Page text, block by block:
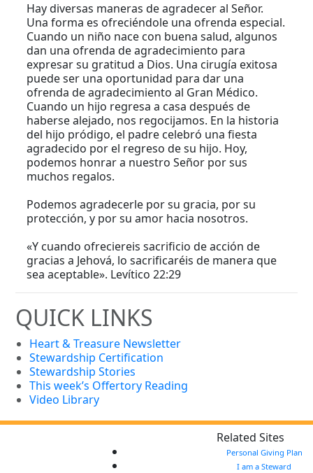
Hay diversas maneras de agradecer al Señor.
Una forma es ofreciéndole una ofrenda especial.
Cuando un niño nace con buena salud, algunos
dan una ofrenda de agradecimiento para
expresar su gratitud a Dios. Una cirugía exitosa
puede ser una oportunidad para dar una
ofrenda de agradecimiento al Gran Médico.
Cuando un hijo regresa a casa después de
haberse alejado, nos regocijamos. En la historia
del hijo pródigo, el padre celebró una fiesta
agradecido por el regreso de su hijo. Hoy,
podemos honrar a nuestro Señor por sus
muchos regalos.
Podemos agradecerle por su gracia, por su
protección, y por su amor hacia nosotros.
«Y cuando ofreciereis sacrificio de acción de
gracias a Jehová, lo sacrificaréis de manera que
sea aceptable». Levítico 22:29
QUICK LINKS
Heart & Treasure Newsletter
Stewardship Certification
Stewardship Stories
This week’s Offertory Reading
Video Library
Related Sites
Personal Giving Plan
I am a Steward